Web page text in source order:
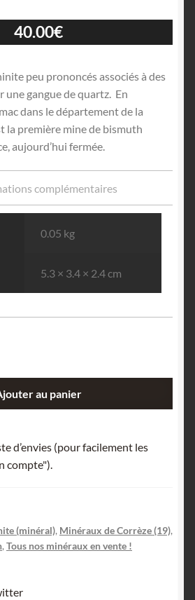
40.00€
peu prononcés associés à des
une gangue de quartz. En
dans le département de la
la première mine de bismuth
aujourd’hui fermée.
complémentaires
0.05 kg
5.3 × 3.4 × 2.4 cm
au panier
d’envies (pour facilement les
compte").
(minéral), Minéraux de Corrèze (19),
,Tous nos minéraux en vente !